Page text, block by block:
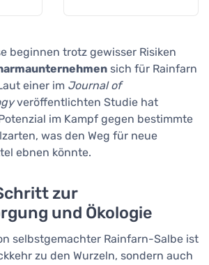
beginnen trotz gewisser Risiken
sich für Rainfarn
einer im Journal of
veröffentlichten Studie hat
im Kampf gegen bestimmte
was den Weg für neue
ebnen könnte.
zur
und Ökologie
selbstgemachter Rainfarn-Salbe ist
zu den Wurzeln, sondern auch